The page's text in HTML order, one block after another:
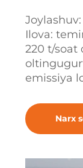
Ilova:
220 t/soat
emissiya
Narx